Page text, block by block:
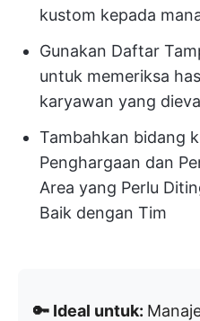
kustom kepada
Gunakan Daftar
untuk memeriksa
karyawan yang
Tambahkan bidang
Penghargaan dan
Area yang Perlu
Baik dengan Tim
🔑 Ideal untuk: